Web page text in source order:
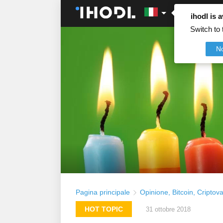
ihodl is
Switch to
Pagina principale Opinione Bitcoin
HOT TOPIC 31 ottobre 2018